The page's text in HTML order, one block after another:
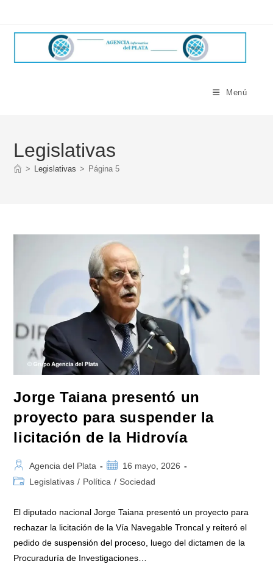
Menú
Legislativas
> Legislativas > Página 5
Jorge Taiana presentó un
proyecto para suspender la
licitación de la Hidrovía
Autor
de
Agencia del Plata
Publicación
de
16 mayo, 2026
Categoría
entrada:
Legislativas / Política / Sociedad
El diputado nacional Jorge Taiana presentó un proyecto para
rechazar la licitación de la Vía Navegable Troncal y reiteró el
pedido de suspensión del proceso, luego del dictamen de la
Procuraduría de Investigaciones…